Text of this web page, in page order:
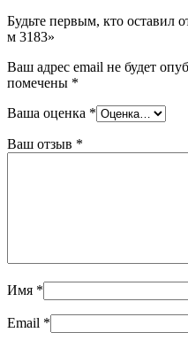
Будьте первым, кто оставил
м 3183»
Ваш адрес email не будет
помечены *
Ваша оценка *
Ваш отзыв *
Имя *
Email *